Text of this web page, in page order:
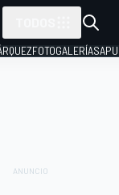
FOTOGALERÍAS